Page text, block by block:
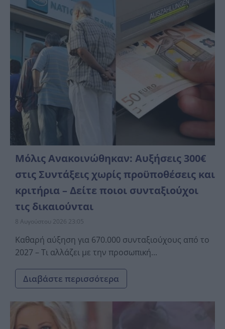
Μόλις Ανακοινώθηκαν: Αυξήσεις 300€
στις Συντάξεις χωρίς προϋποθέσεις και
κριτήρια – Δείτε ποιοι συνταξιούχοι
τις δικαιούνται
8 Αυγούστου 2026 23:05
Καθαρή αύξηση για 670.000 συνταξιούχους από το
2027 – Τι αλλάζει με την προσωπική...
Διαβάστε περισσότερα